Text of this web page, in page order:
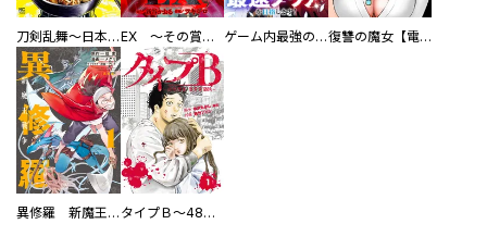
刀剣乱舞～日本号つれづれ酒～ EX ～その賞金稼ぎは、世界の出口を探す～【単行本版】 ゲーム内最強の『裏ボス』に転生したので、主人公の代わりに最速クリアを目指します！【電子単行本版】 復讐の魔女【電子単行本版】
異修羅 新魔王戦争 タイプＢ～48時間後、致死率100％～【単話】